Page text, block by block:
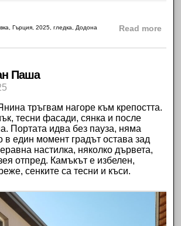
,Гърция ,2025 ,гледка Додона Read more
Паша
тръгвам нагоре към крепостта.
тесни фасади, сянка и после
Портата идва без пауза, няма
в един момент градът остава зад
настилка, няколко дървета,
отпред. Камъкът е избелен,
сенките са тесни и къси.